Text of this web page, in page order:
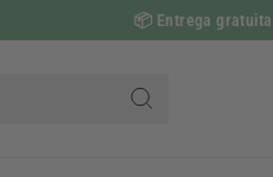
📦 Entrega